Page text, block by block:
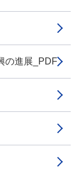
の進展_PDF